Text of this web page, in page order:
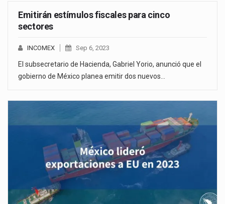
Emitirán estímulos fiscales para cinco
sectores
INCOMEX Sep 6, 2023
El subsecretario de Hacienda, Gabriel Yorio, anunció que el
gobierno de México planea emitir dos nuevos…